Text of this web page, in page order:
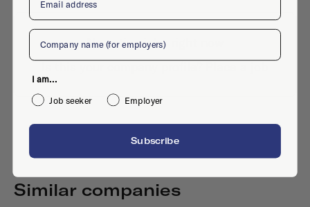
No active jobs right now
Similar companies
Company
I am...
Job seeker
Employer
Subscribe